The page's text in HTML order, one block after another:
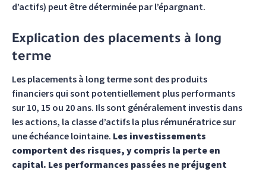
d’actifs) peut être déterminée par l’épargnant.
Explication des placements à long
terme
Les placements à long terme sont des produits
financiers qui sont potentiellement plus performants
sur 10, 15 ou 20 ans. Ils sont généralement investis dans
les actions, la classe d’actifs la plus rémunératrice sur
une échéance lointaine. Les investissements
comportent des risques, y compris la perte en
capital. Les performances passées ne préjugent